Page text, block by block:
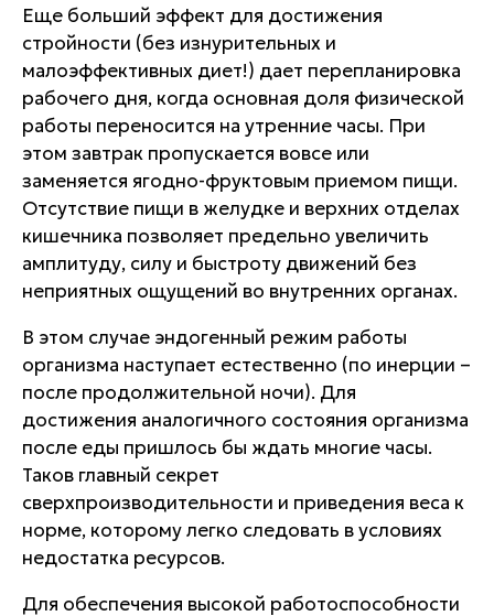
Еще больший эффект для достижения
стройности (без изнурительных и
малоэффективных диет!) дает перепланировка
рабочего дня, когда основная доля физической
работы переносится на утренние часы. При
этом завтрак пропускается вовсе или
заменяется ягодно-фруктовым приемом пищи.
Отсутствие пищи в желудке и верхних отделах
кишечника позволяет предельно увеличить
амплитуду, силу и быстроту движений без
неприятных ощущений во внутренних органах.
В этом случае эндогенный режим работы
организма наступает естественно (по инерции –
после продолжительной ночи). Для
достижения аналогичного состояния организма
после еды пришлось бы ждать многие часы.
Таков главный секрет
сверхпроизводительности и приведения веса к
норме, которому легко следовать в условиях
недостатка ресурсов.
Для обеспечения высокой работоспособности